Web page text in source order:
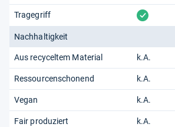
Tragegriff vorhanden
Nachhaltigkeit
Aus recyceltem Material k.A.
Ressourcenschonend k.A.
Vegan k.A.
Fair produziert k.A.